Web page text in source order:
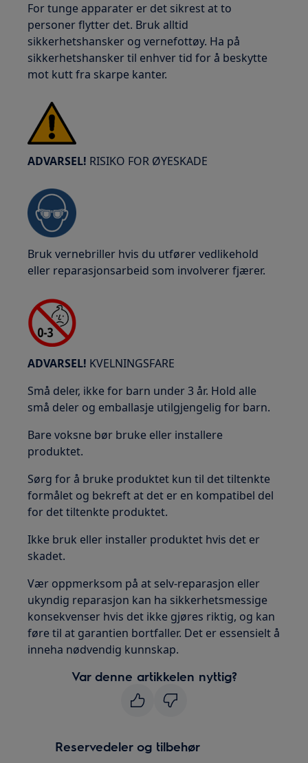
For tunge apparater er det sikrest at to
personer flytter det. Bruk alltid
sikkerhetshansker og vernefottøy. Ha på
sikkerhetshansker til enhver tid for å beskytte
mot kutt fra skarpe kanter.
ADVARSEL! RISIKO FOR ØYESKADE
Bruk vernebriller hvis du utfører vedlikehold
eller reparasjonsarbeid som involverer fjærer.
ADVARSEL! KVELNINGSFARE
Små deler, ikke for barn under 3 år. Hold alle
små deler og emballasje utilgjengelig for barn.
Bare voksne bør bruke eller installere
produktet.
Sørg for å bruke produktet kun til det tiltenkte
formålet og bekreft at det er en kompatibel del
for det tiltenkte produktet.
Ikke bruk eller installer produktet hvis det er
skadet.
Vær oppmerksom på at selv-reparasjon eller
ukyndig reparasjon kan ha sikkerhetsmessige
konsekvenser hvis det ikke gjøres riktig, og kan
føre til at garantien bortfaller. Det er essensielt å
inneha nødvendig kunnskap.
Var denne artikkelen nyttig?
Reservedeler og tilbehør